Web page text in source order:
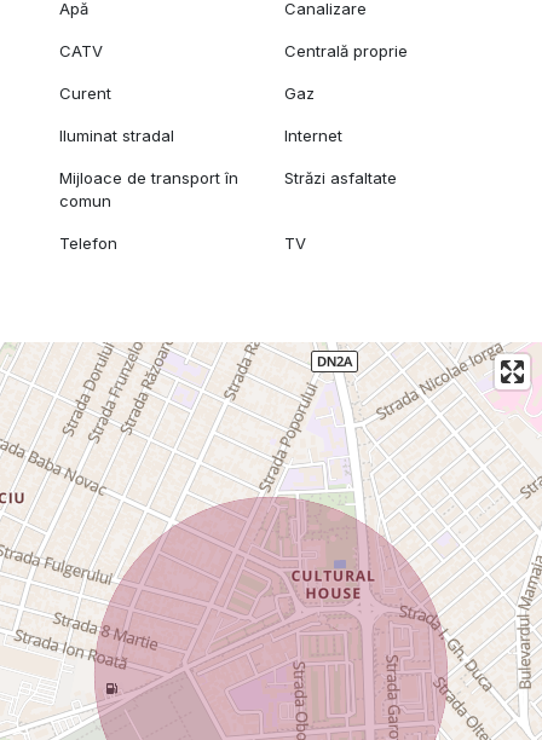
Apă Canalizare
CATV Centrală proprie
Curent Gaz
Iluminat stradal Internet
Mijloace de transport în
comun
Străzi asfaltate
Telefon TV